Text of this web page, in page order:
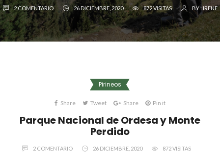
2 COMENTARIO 26 DICIEMBRE, 2020 872 VISITAS BY : IRENE
Pirineos
Share Tweet Share Pin it
Parque Nacional de Ordesa y Monte
Perdido
2 COMENTARIO 26 DICIEMBRE, 2020 872 VISITAS